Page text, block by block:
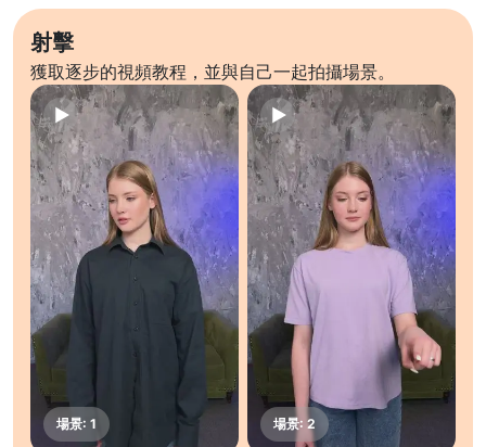
射擊
獲取逐步的視頻教程，並與自己一起拍攝場景。